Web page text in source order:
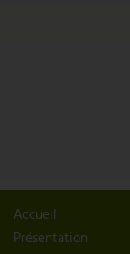
Accueil
Présentation